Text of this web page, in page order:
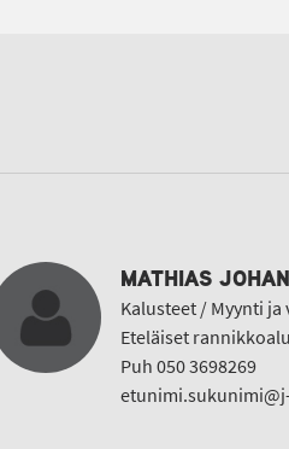
MATHIAS
Kalusteet / Myynti ja
Eteläiset
Puh 050 3698269